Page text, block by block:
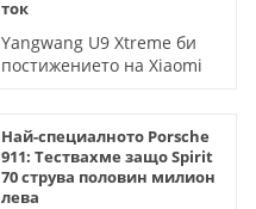
ток
Yangwang U9 Xtreme би
постижението на Xiaomi
Най-специалното Porsche
911: Тествахме защо Spirit
70 струва половин милион
лева